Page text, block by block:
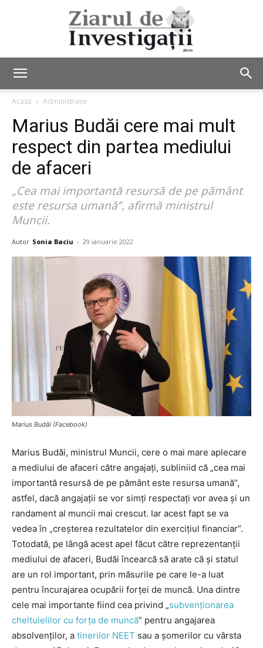
Investigații
Acasă Administrație
Marius Budăi cere mai mult
respect din partea mediului
de afaceri
„Cea mai importantă resursă de pe pământ
este resursa umană”, afirmă ministrul
Muncii.
Autor Sonia Baciu - 29 ianuarie 2022
Marius Budăi (Facebook)
Marius Budăi, ministrul Muncii, cere o mai mare aplecare
a mediului de afaceri către angajați, subliniid că „cea mai
importantă resursă de pe pământ este resursa umană”,
astfel, dacă angajații se vor simți respectați vor avea și un
randament al muncii mai crescut. Iar acest fapt se va
vedea în „creșterea rezultatelor din exercițiul financiar”.
Totodată, pe lângă acest apel făcut către reprezentanții
mediului de afaceri, Budăi încearcă să arate că și statul
are un rol important, prin măsurile pe care le-a luat
pentru încurajarea ocupării forței de muncă. Una dintre
cele mai importante fiind cea privind „subvenționarea
cheltuielilor cu forța de muncă” pentru angajarea
absolvenților, a tinerilor NEET sau a șomerilor cu vârsta